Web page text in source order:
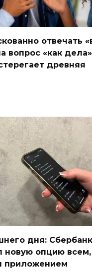
отвечать
вопрос «как
древняя
дня: Сбербанк
новую опцию всем,
приложением